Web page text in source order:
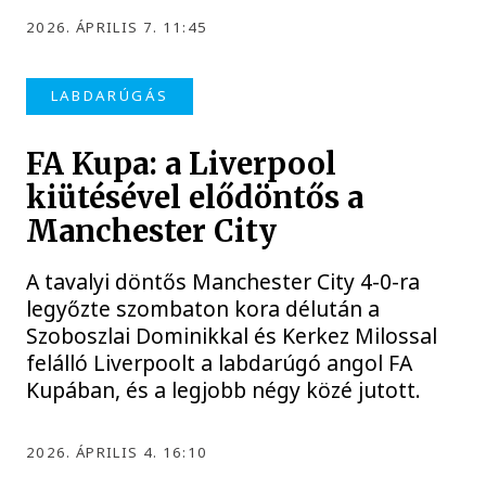
2026. ÁPRILIS 7. 11:45
LABDARÚGÁS
FA Kupa: a Liverpool
kiütésével elődöntős a
Manchester City
A tavalyi döntős Manchester City 4-0-ra
legyőzte szombaton kora délután a
Szoboszlai Dominikkal és Kerkez Milossal
felálló Liverpoolt a labdarúgó angol FA
Kupában, és a legjobb négy közé jutott.
2026. ÁPRILIS 4. 16:10